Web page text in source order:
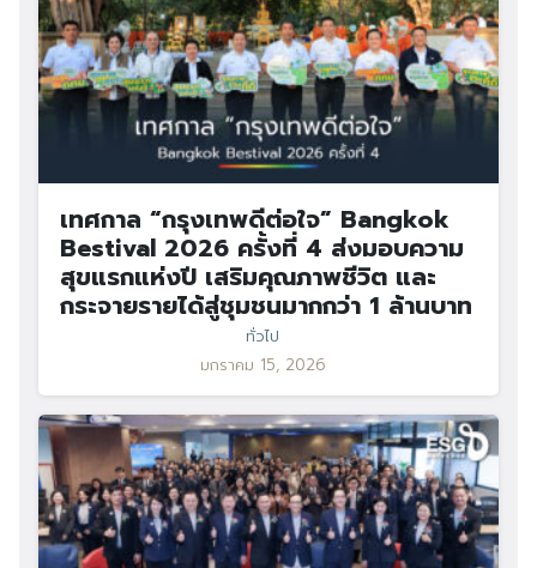
เทศกาล “กรุงเทพดีต่อใจ” Bangkok
Bestival 2026 ครั้งที่ 4 ส่งมอบความ
สุขแรกแห่งปี เสริมคุณภาพชีวิต และ
กระจายรายได้สู่ชุมชนมากกว่า 1 ล้านบาท
ทั่วไป
มกราคม 15, 2026